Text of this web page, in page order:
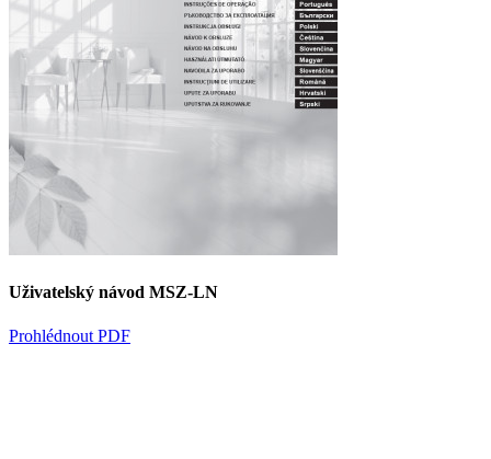
Uživatelský návod MSZ-LN
Prohlédnout PDF